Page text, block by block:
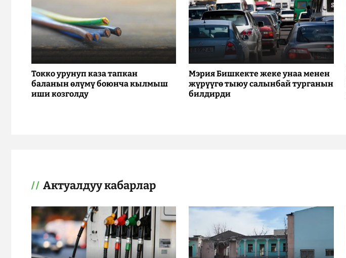
Токко урунуп каза тапкан
баланын өлүмү боюнча кылмыш
иши козголду
Мэрия Бишкекте жеке унаа менен
жүрүүгө тыюу салынбай турганын
билдирди
Актуалдуу кабарлар